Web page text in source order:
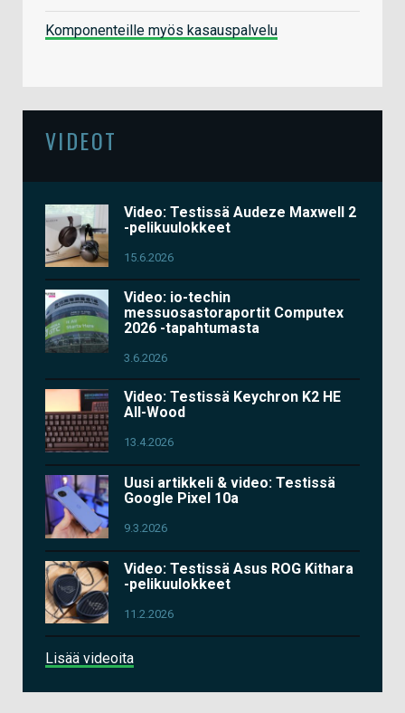
Komponenteille myös kasauspalvelu
VIDEOT
Video: Testissä Audeze Maxwell 2
-pelikuulokkeet
15.6.2026
Video: io-techin
messuosastoraportit Computex
2026 -tapahtumasta
3.6.2026
Video: Testissä Keychron K2 HE
All-Wood
13.4.2026
Uusi artikkeli & video: Testissä
Google Pixel 10a
9.3.2026
Video: Testissä Asus ROG Kithara
-pelikuulokkeet
11.2.2026
Lisää videoita